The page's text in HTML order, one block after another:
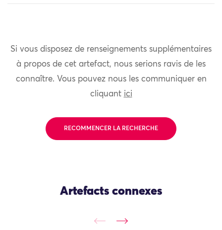
Si vous disposez de renseignements supplémentaires
à propos de cet artefact, nous serions ravis de les
connaître. Vous pouvez nous les communiquer en
cliquant ici
RECOMMENCER LA RECHERCHE
Artefacts connexes